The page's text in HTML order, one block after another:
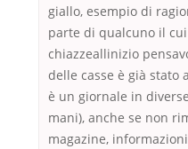
giallo, esempio di
parte di qualcuno il
chiazzeallinizio
delle casse è già stato
è un giornale in
mani), anche se non
magazine,